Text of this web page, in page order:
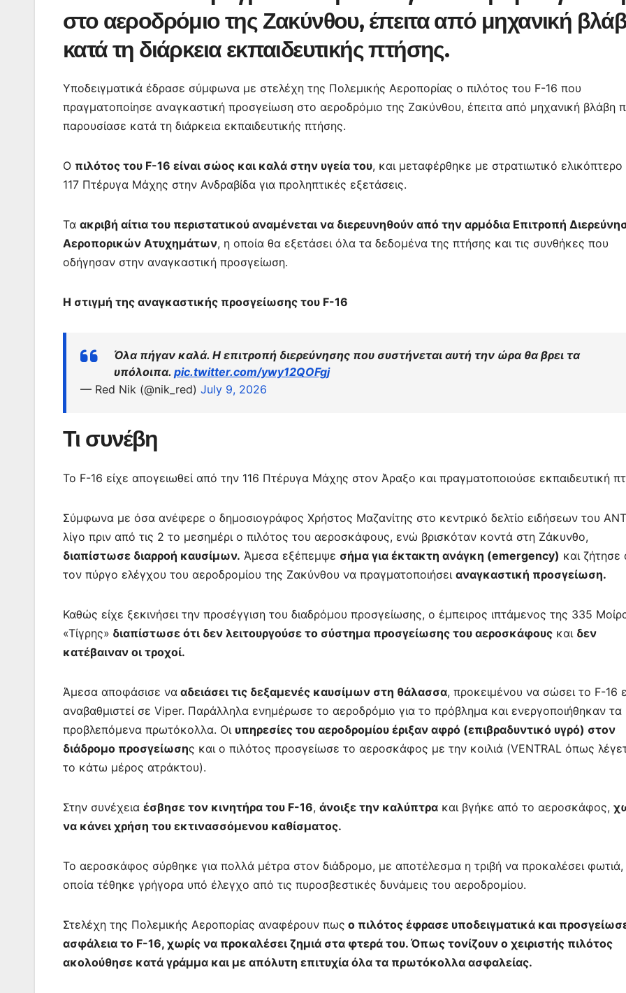
b
o
o
k
A
p
p
st e
n
g
er
a
m
σ
τε
ίτ
ε
στο αεροδρόμιο της Ζακύνθου, έπειτα από μηχανική
κατά τη διάρκεια εκπαιδευτικής πτήσης.
Υποδειγματικά έδρασε σύμφωνα με στελέχη της Πολεμικής Αεροπορίας ο πιλότος του F-16 που
πραγματοποίησε αναγκαστική προσγείωση στο αεροδρόμιο της Ζακύνθου, έπειτα από μηχανική βλάβη
παρουσίασε κατά τη διάρκεια εκπαιδευτικής πτήσης.
Ο πιλότος του F-16 είναι σώος και καλά στην υγεία του, και μεταφέρθηκε με στρατιωτικό ελικόπτερο
117 Πτέρυγα Μάχης στην Ανδραβίδα για προληπτικές εξετάσεις.
Τα ακριβή αίτια του περιστατικού αναμένεται να διερευνηθούν από την αρμόδια Επιτροπή
Αεροπορικών Ατυχημάτων, η οποία θα εξετάσει όλα τα δεδομένα της πτήσης και τις συνθήκες που
οδήγησαν στην αναγκαστική προσγείωση.
Η στιγμή της αναγκαστικής προσγείωσης του F-16
Όλα πήγαν καλά. Η επιτροπή διερεύνησης που συστήνεται αυτή την ώρα θα βρει τα
υπόλοιπα. pic.twitter.com/ywy12QOFgj
— Red Nik (@nik_red) July 9, 2026
Τι συνέβη
Το F-16 είχε απογειωθεί από την 116 Πτέρυγα Μάχης στον Άραξο και πραγματοποιούσε εκπαιδευτική
Σύμφωνα με όσα ανέφερε ο δημοσιογράφος Χρήστος Μαζανίτης στο κεντρικό δελτίο ειδήσεων του
λίγο πριν από τις 2 το μεσημέρι ο πιλότος του αεροσκάφους, ενώ βρισκόταν κοντά στη Ζάκυνθο,
διαπίστωσε διαρροή καυσίμων. Άμεσα εξέπεμψε σήμα για έκτακτη ανάγκη (emergency) και ζήτησε
τον πύργο ελέγχου του αεροδρομίου της Ζακύνθου να πραγματοποιήσει αναγκαστική προσγείωση.
Καθώς είχε ξεκινήσει την προσέγγιση του διαδρόμου προσγείωσης, ο έμπειρος ιπτάμενος της 335
«Τίγρης» διαπίστωσε ότι δεν λειτουργούσε το σύστημα προσγείωσης του αεροσκάφους και δεν
κατέβαιναν οι τροχοί.
Άμεσα αποφάσισε να αδειάσει τις δεξαμενές καυσίμων στη θάλασσα, προκειμένου να σώσει το F-16
αναβαθμιστεί σε Viper. Παράλληλα ενημέρωσε το αεροδρόμιο για το πρόβλημα και ενεργοποιήθηκαν τα
προβλεπόμενα πρωτόκολλα. Οι υπηρεσίες του αεροδρομίου έριξαν αφρό (επιβραδυντικό υγρό) στον
διάδρομο προσγείωσης και ο πιλότος προσγείωσε το αεροσκάφος με την κοιλιά (VENTRAL όπως
το κάτω μέρος ατράκτου).
Στην συνέχεια έσβησε τον κινητήρα του F-16, άνοιξε την καλύπτρα και βγήκε από το αεροσκάφος,
να κάνει χρήση του εκτινασσόμενου καθίσματος.
Το αεροσκάφος σύρθηκε για πολλά μέτρα στον διάδρομο, με αποτέλεσμα η τριβή να προκαλέσει φωτιά,
οποία τέθηκε γρήγορα υπό έλεγχο από τις πυροσβεστικές δυνάμεις του αεροδρομίου.
Στελέχη της Πολεμικής Αεροπορίας αναφέρουν πως ο πιλότος έφρασε υποδειγματικά και
ασφάλεια το F-16, χωρίς να προκαλέσει ζημιά στα φτερά του. Όπως τονίζουν ο χειριστής πιλότος
ακολούθησε κατά γράμμα και με απόλυτη επιτυχία όλα τα πρωτόκολλα ασφαλείας.